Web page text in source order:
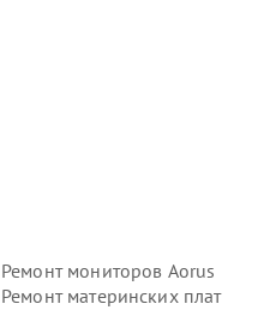
Ремонт мониторов Aorus
Ремонт материнских плат